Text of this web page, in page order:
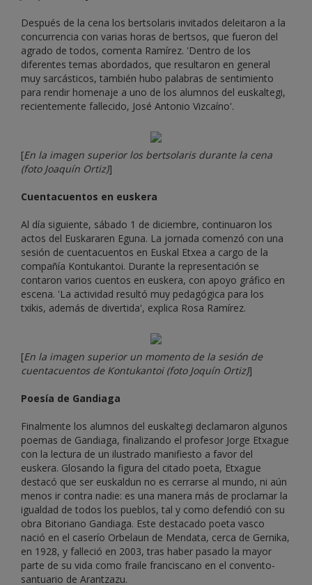
Después de la cena los bertsolaris invitados deleitaron a la
concurrencia con varias horas de bertsos, que fueron del
agrado de todos, comenta Ramírez. 'Dentro de los
diferentes temas abordados, que resultaron en general
muy sarcásticos, también hubo palabras de sentimiento
para rendir homenaje a uno de los alumnos del euskaltegi,
recientemente fallecido, José Antonio Vizcaíno'.
[En la imagen superior los bertsolaris durante la cena
(foto Joaquín Ortiz)]
Cuentacuentos en euskera
Al día siguiente, sábado 1 de diciembre, continuaron los
actos del Euskararen Eguna. La jornada comenzó con una
sesión de cuentacuentos en Euskal Etxea a cargo de la
compañía Kontukantoi. Durante la representación se
contaron varios cuentos en euskera, con apoyo gráfico en
escena. 'La actividad resultó muy pedagógica para los
txikis, además de divertida', explica Rosa Ramírez.
[En la imagen superior un momento de la sesión de
cuentacuentos de Kontukantoi (foto Joquín Ortiz)]
Poesía de Gandiaga
Finalmente los alumnos del euskaltegi declamaron algunos
poemas de Gandiaga, finalizando el profesor Jorge Etxague
con la lectura de un ilustrado manifiesto a favor del
euskera. Glosando la figura del citado poeta, Etxague
destacó que ser euskaldun no es cerrarse al mundo, ni aún
menos ir contra nadie: es una manera más de proclamar la
igualdad de todos los pueblos, tal y como defendió con su
obra Bitoriano Gandiaga. Este destacado poeta vasco
nació en el caserío Orbelaun de Mendata, cerca de Gernika,
en 1928, y falleció en 2003, tras haber pasado la mayor
parte de su vida como fraile franciscano en el convento-
santuario de Arantzazu.